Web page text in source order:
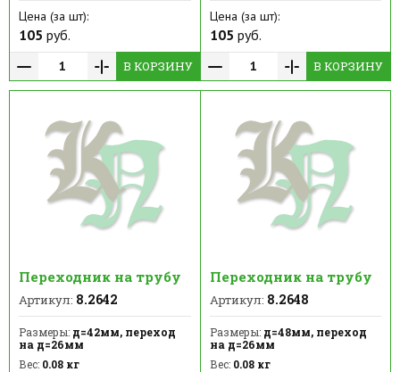
Цена (за шт):
105 руб.
В КОРЗИНУ
Цена (за шт):
105 руб.
В КОРЗИНУ
Переходник на трубу
Артикул: 8.2642
Размеры: д=42мм, переход
на д=26мм
Вес: 0.08 кг
Переходник на трубу
Артикул: 8.2648
Размеры:д=48мм, переход
на д=26мм
Вес:0.08 кг